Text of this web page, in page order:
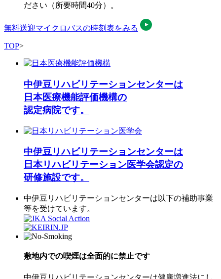
ださい（所要時間40分）。
無料送迎マイクロバスの時刻表をみる
TOP>
中伊豆リハビリテーションセンターは
日本医療機能評価機構の
認定病院です。
中伊豆リハビリテーションセンターは
日本リハビリテーション医学会認定の
研修施設です。
中伊豆リハビリテーションセンターは以下の補助事業
等を受けています。
敷地内での喫煙は全面的に禁止です
中伊豆リハビリテーションセンターは健康増進法にし